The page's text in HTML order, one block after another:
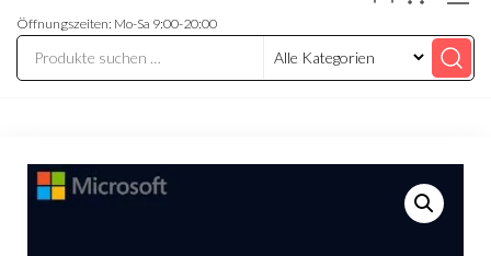
Handel
Preiswert
Öffnungszeiten: Mo-Sa 9:00-20:00